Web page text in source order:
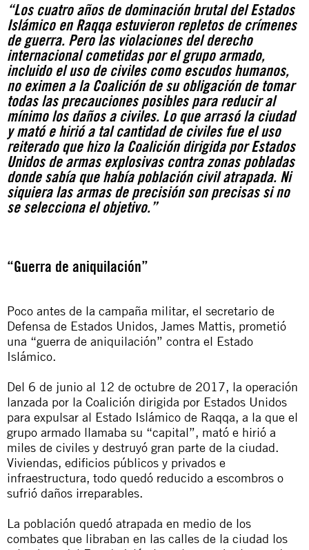
“Los cuatro años de dominación brutal del Estados
Islámico en Raqqa estuvieron repletos de crímenes
de guerra. Pero las violaciones del derecho
internacional cometidas por el grupo armado,
incluido el uso de civiles como escudos humanos,
no eximen a la Coalición de su obligación de tomar
todas las precauciones posibles para reducir al
mínimo los daños a civiles. Lo que arrasó la ciudad
y mató e hirió a tal cantidad de civiles fue el uso
reiterado que hizo la Coalición dirigida por Estados
Unidos de armas explosivas contra zonas pobladas
donde sabía que había población civil atrapada. Ni
siquiera las armas de precisión son precisas si no
se selecciona el objetivo.”
“Guerra de aniquilación”
Poco antes de la campaña militar, el secretario de
Defensa de Estados Unidos, James Mattis, prometió
una “guerra de aniquilación” contra el Estado
Islámico.
Del 6 de junio al 12 de octubre de 2017, la operación
lanzada por la Coalición dirigida por Estados Unidos
para expulsar al Estado Islámico de Raqqa, a la que el
grupo armado llamaba su “capital”, mató e hirió a
miles de civiles y destruyó gran parte de la ciudad.
Viviendas, edificios públicos y privados e
infraestructura, todo quedó reducido a escombros o
sufrió daños irreparables.
La población quedó atrapada en medio de los
combates que libraban en las calles de la ciudad los